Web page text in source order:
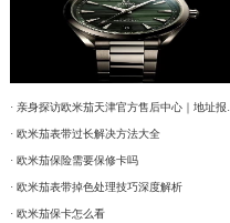
· 欧米茄表带过长解决方法大全
· 欧米茄保险需要保修卡吗
· 欧米茄表带掉色处理技巧深度解析
· 欧米茄保卡怎么看